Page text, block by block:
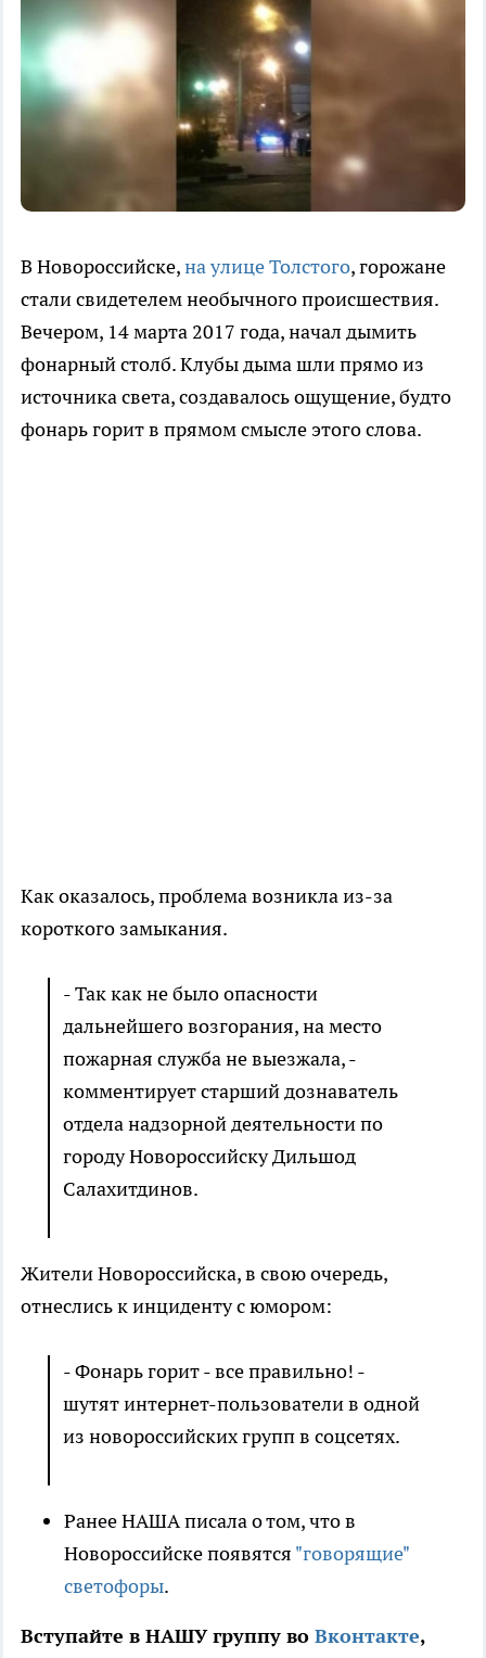
В Новороссийске,на улице Толстого, горожане
стали свидетелем необычного происшествия.
Вечером, 14 марта 2017 года, начал дымить
фонарный столб. Клубы дыма шли прямо из
источника света, создавалось ощущение, будто
фонарь горит в прямом смысле этого слова.
Как оказалось, проблема возникла из-за
короткого замыкания.
- Так как не было опасности
дальнейшего возгорания, на место
пожарная служба не выезжала, -
комментирует старший дознаватель
отдела надзорной деятельности по
городу Новороссийску Дильшод
Салахитдинов.
Жители Новороссийска, в свою очередь,
отнеслись к инциденту с юмором:
- Фонарь горит - все правильно! -
шутят интернет-пользователи в одной
из новороссийских групп в соцсетях.
Ранее НАША писала о том, что в
Новороссийске появятся "говорящие"
светофоры.
Вступайте в НАШУ группу во Вконтакте,